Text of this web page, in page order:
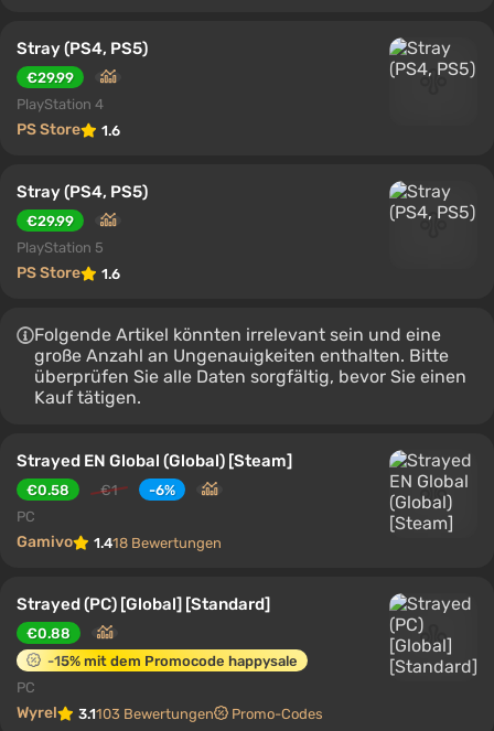
Stray (PS4, PS5)
€29.99
PlayStation 4
PS Store 1.6
Stray (PS4, PS5)
€29.99
PlayStation 5
PS Store 1.6
Folgende Artikel könnten irrelevant sein und eine
große Anzahl an Ungenauigkeiten enthalten. Bitte
überprüfen Sie alle Daten sorgfältig, bevor Sie einen
Kauf tätigen.
Strayed EN Global (Global) [Steam]
€0.58 €1
-6%
PC
Gamivo 1.418 Bewertungen
Strayed (PC) [Global] [Standard]
€0.88
-15% mit dem Promocode happysale
PC
Wyrel 3.1103 Bewertungen Promo-Codes